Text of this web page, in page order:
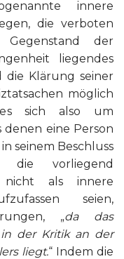
innere
die verboten
der
liegendes
die Klärung seiner
möglich
sich also um
eine Person
seinem Beschluss
vorliegend
nicht als innere
seien,
„da das
der Kritik an der
liegt.“ Indem die